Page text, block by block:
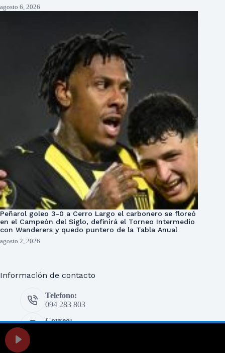
agosto 6, 2026
Peñarol goleo 3-0 a Cerro Largo el carbonero se floreó
en el Campeón del Siglo, definirá el Torneo Intermedio
con Wanderers y quedo puntero de la Tabla Anual
agosto 2, 2026
Información de contacto
Telefono:
094 283 803
Correo:
Copyright © 2026 El Deportivo - Desarrollado por Oxígeno
UY